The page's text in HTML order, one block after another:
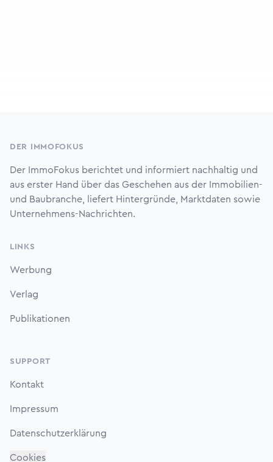
DER IMMOFOKUS
Der ImmoFokus berichtet und informiert nachhaltig und
aus erster Hand über das Geschehen aus der Immobilien-
und Baubranche, liefert Hintergründe, Marktdaten sowie
Unternehmens-Nachrichten.
LINKS
Werbung
Verlag
Publikationen
SUPPORT
Kontakt
Impressum
Datenschutzerklärung
Cookies